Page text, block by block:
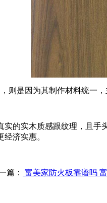
则是因为其制作材料统一
的实木质感跟纹理，且
济实惠。
篇： 富美家防火板靠谱吗